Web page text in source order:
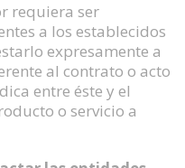
requiera ser
a los establecidos
expresamente a
al contrato o acto
entre éste y el
o servicio a